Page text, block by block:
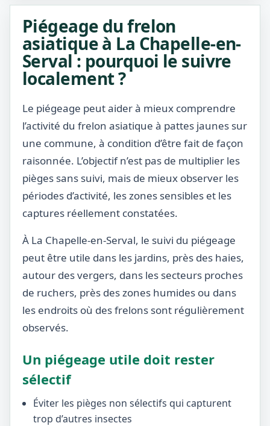
Piégeage du frelon
asiatique à La Chapelle-en-
Serval : pourquoi le suivre
localement ?
Le piégeage peut aider à mieux comprendre
l’activité du frelon asiatique à pattes jaunes sur
une commune, à condition d’être fait de façon
raisonnée. L’objectif n’est pas de multiplier les
pièges sans suivi, mais de mieux observer les
périodes d’activité, les zones sensibles et les
captures réellement constatées.
À La Chapelle-en-Serval, le suivi du piégeage
peut être utile dans les jardins, près des haies,
autour des vergers, dans les secteurs proches
de ruchers, près des zones humides ou dans
les endroits où des frelons sont régulièrement
observés.
Un piégeage utile doit rester
sélectif
Éviter les pièges non sélectifs qui capturent
trop d’autres insectes